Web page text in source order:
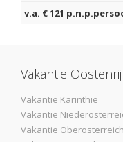
v.a. € 121
Vakantie
Vakantie Karinthie
Vakantie
Vakantie Oberosterreich